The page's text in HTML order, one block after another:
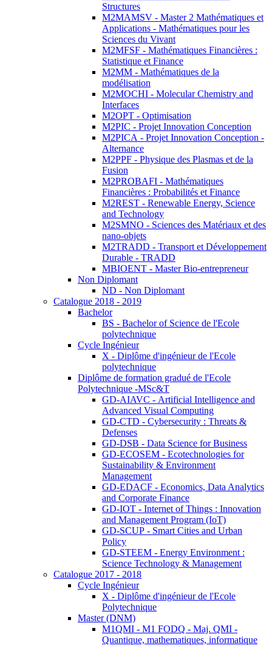
Structures
M2MAMSV - Master 2 Mathématiques et
Applications - Mathématiques pour les
Sciences du Vivant
M2MFSF - Mathématiques Financières :
Statistique et Finance
M2MM - Mathématiques de la
modélisation
M2MOCHI - Molecular Chemistry and
Interfaces
M2OPT - Optimisation
M2PIC - Projet Innovation Conception
M2PICA - Projet Innovation Conception -
Alternance
M2PPF - Physique des Plasmas et de la
Fusion
M2PROBAFI - Mathématiques
Financières : Probabilités et Finance
M2REST - Renewable Energy, Science
and Technology
M2SMNO - Sciences des Matériaux et des
nano-objets
M2TRADD - Transport et Développement
Durable - TRADD
MBIOENT - Master Bio-entrepreneur
Non Diplomant
ND - Non Diplomant
Catalogue 2018 - 2019
Bachelor
BS - Bachelor of Science de l'Ecole
polytechnique
Cycle Ingénieur
X - Diplôme d'ingénieur de l'Ecole
polytechnique
Diplôme de formation gradué de l'Ecole
Polytechnique -MSc&T
GD-AIAVC - Artificial Intelligence and
Advanced Visual Computing
GD-CTD - Cybersecurity : Threats &
Defenses
GD-DSB - Data Science for Business
GD-ECOSEM - Ecotechnologies for
Sustainability & Environment
Management
GD-EDACF - Economics, Data Analytics
and Corporate Finance
GD-IOT - Internet of Things : Innovation
and Management Program (IoT)
GD-SCUP - Smart Cities and Urban
Policy
GD-STEEM - Energy Environment :
Science Technology & Management
Catalogue 2017 - 2018
Cycle Ingénieur
X - Diplôme d'ingénieur de l'Ecole
Polytechnique
Master (DNM)
M1QMI - M1 FODQ - Maj. QMI -
Quantique, mathematiques, informatique